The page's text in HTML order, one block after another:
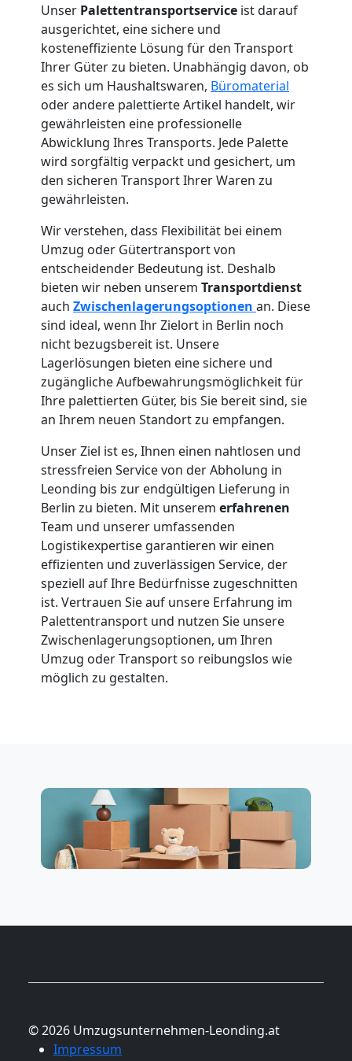
Unser Palettentransportservice ist darauf
ausgerichtet, eine sichere und
kosteneffiziente Lösung für den Transport
Ihrer Güter zu bieten. Unabhängig davon, ob
es sich um Haushaltswaren, Büromaterial
oder andere palettierte Artikel handelt, wir
gewährleisten eine professionelle
Abwicklung Ihres Transports. Jede Palette
wird sorgfältig verpackt und gesichert, um
den sicheren Transport Ihrer Waren zu
gewährleisten.
Wir verstehen, dass Flexibilität bei einem
Umzug oder Gütertransport von
entscheidender Bedeutung ist. Deshalb
bieten wir neben unserem Transportdienst
auch Zwischenlagerungsoptionen an. Diese
sind ideal, wenn Ihr Zielort in Berlin noch
nicht bezugsbereit ist. Unsere
Lagerlösungen bieten eine sichere und
zugängliche Aufbewahrungsmöglichkeit für
Ihre palettierten Güter, bis Sie bereit sind, sie
an Ihrem neuen Standort zu empfangen.
Unser Ziel ist es, Ihnen einen nahtlosen und
stressfreien Service von der Abholung in
Leonding bis zur endgültigen Lieferung in
Berlin zu bieten. Mit unserem erfahrenen
Team und unserer umfassenden
Logistikexpertise garantieren wir einen
effizienten und zuverlässigen Service, der
speziell auf Ihre Bedürfnisse zugeschnitten
ist. Vertrauen Sie auf unsere Erfahrung im
Palettentransport und nutzen Sie unsere
Zwischenlagerungsoptionen, um Ihren
Umzug oder Transport so reibungslos wie
möglich zu gestalten.
© 2026 Umzugsunternehmen-Leonding.at
Impressum